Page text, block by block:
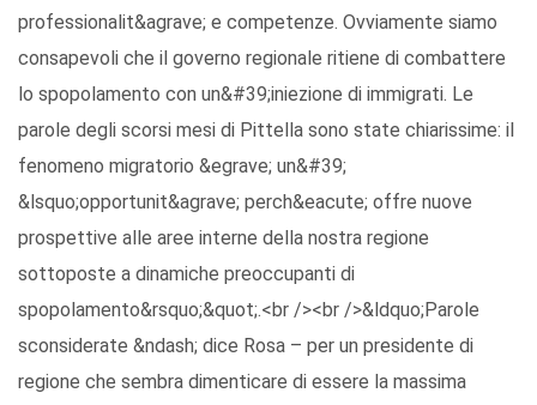
professionalit&agrave; e competenze. Ovviamente siamo
consapevoli che il governo regionale ritiene di combattere
lo spopolamento con un&#39;iniezione di immigrati. Le
parole degli scorsi mesi di Pittella sono state chiarissime: il
fenomeno migratorio &egrave; un&#39;
&lsquo;opportunit&agrave; perch&eacute; offre nuove
prospettive alle aree interne della nostra regione
sottoposte a dinamiche preoccupanti di
spopolamento&rsquo;&quot;.<br /><br />&ldquo;Parole
sconsiderate &ndash; dice Rosa – per un presidente di
regione che sembra dimenticare di essere la massima